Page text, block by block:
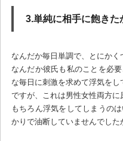
3.単純に相手に飽きた
なんだか毎日単調で、とにかく
なんだか彼氏も私のことを必
な毎日に刺激を求めて浮気をし
ですが、これは男性女性両方に
もちろん浮気をしてしまうの
かりで油断していませんでした